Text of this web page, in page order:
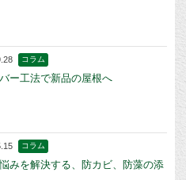
コラム
ー工法で新品の屋根へ
コラム
みを解決する、防カビ、防藻の添